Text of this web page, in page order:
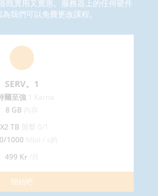
既實用又實惠。服務器上的任何硬件
我們可以免費更改課程。
SERV。1
爾至強
8 GB
TB
1000
499 Kr
開始吧